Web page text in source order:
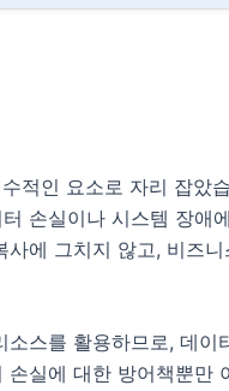
적인 요소로 자리 잡았
손실이나 시스템 장애
에 그치지 않고, 비즈
스를 활용하므로, 데이
실에 대한 방어책뿐만